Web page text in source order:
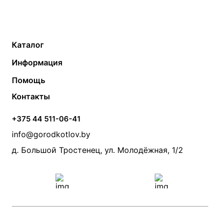
Каталог
Твердотопливные котлы
Электрические котлы
Банные печи
Камины и печи
Теплый пол
Радиаторы
Насосы
Дымоходы
Информация
Контакты
Статьи
Акции
Производители
Помощь
Монтаж систем отопления
Прайс по монтажу систем отопления
Проект систем отопления
Контакты
+375 44 511-06-41
info@gorodkotlov.by
д. Большой Тростенец, ул. Молодёжная, 1/2